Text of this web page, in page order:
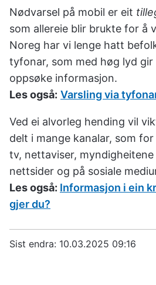
Nødvarsel på mobil er eit
som allereie blir brukte for å
Noreg har vi lenge hatt
tyfonar, som med høg lyd gir
oppsøke informasjon.
Les også: Varsling via
Ved ei alvorleg hending vil
delt i mange kanalar, som
tv, nettaviser, myndigheitene
nettsider og på sosiale
Les også: Informasjon i ein
gjer du?
Sist endra 10.03.2025 09:16